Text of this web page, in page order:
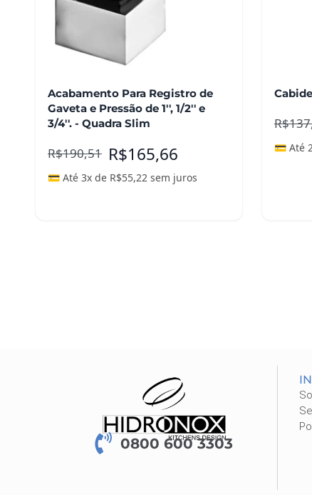
Acabamento Para Registro de
Gaveta e Pressão de 1'', 1/2'' e
3/4''. - Quadra Slim
R$190,51 R$165,66
💳 Até 3x de R$55,22 sem juros
R$
💳 Até
0800 600 3303